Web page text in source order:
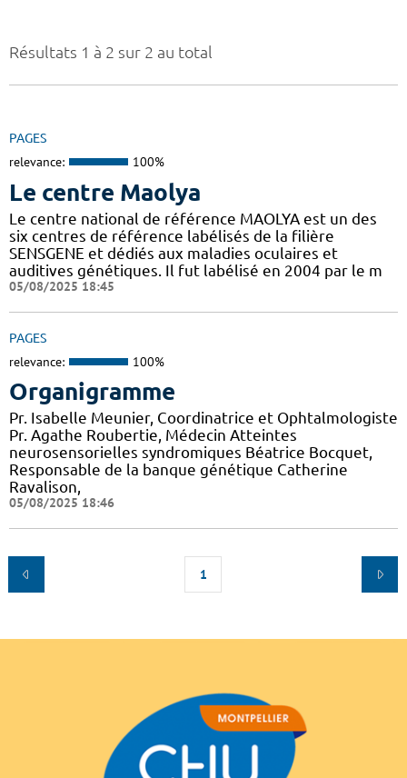
Résultats 1 à 2 sur 2 au total
PAGES
relevance: 100%
Le centre Maolya
Le centre national de référence MAOLYA est un des
six centres de référence labélisés de la filière
SENSGENE et dédiés aux maladies oculaires et
auditives génétiques. Il fut labélisé en 2004 par le m
05/08/2025 18:45
PAGES
relevance: 100%
Organigramme
Pr. Isabelle Meunier, Coordinatrice et Ophtalmologiste
Pr. Agathe Roubertie, Médecin Atteintes
neurosensorielles syndromiques Béatrice Bocquet,
Responsable de la banque génétique Catherine
Ravalison,
05/08/2025 18:46
1